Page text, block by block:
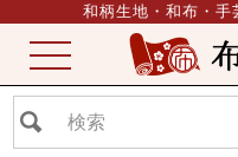
和柄生地・和布・手
ME
NU